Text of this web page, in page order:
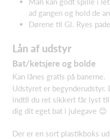
ad gangen og hold de
Dørene til Gl. Ryes
Lån af udstyr
Bat/ketsjere og bolde
Kan lånes gratis på banerne.
Udstyret er
indtil du ret sikkert får lyst
dig dit eget bat i julegave 😊
Der er en sort plastikboks